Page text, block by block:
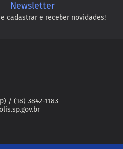
Newsletter
cadastrar e receber novidades!
/ (18) 3842-1183